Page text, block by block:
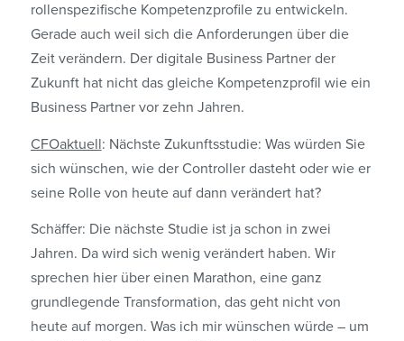
rollenspezifische Kompetenzprofile zu entwickeln.
Gerade auch weil sich die Anforderungen über die
Zeit verändern. Der digitale Business Partner der
Zukunft hat nicht das gleiche Kompetenzprofil wie ein
Business Partner vor zehn Jahren.
CFOaktuell: Nächste Zukunftsstudie: Was würden Sie
sich wünschen, wie der Controller dasteht oder wie er
seine Rolle von heute auf dann verändert hat?
Schäffer: Die nächste Studie ist ja schon in zwei
Jahren. Da wird sich wenig verändert haben. Wir
sprechen hier über einen Marathon, eine ganz
grundlegende Transformation, das geht nicht von
heute auf morgen. Was ich mir wünschen würde – um